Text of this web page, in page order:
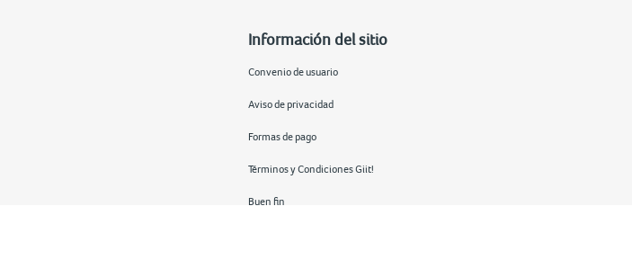
Información del sitio
Convenio de usuario
Aviso de privacidad
Formas de pago
Términos y Condiciones Giit!
Buen fin